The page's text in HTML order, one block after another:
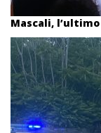
Mascali,